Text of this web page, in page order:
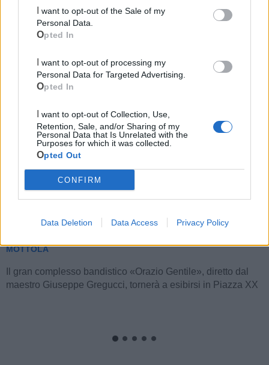
Personal Data.
Opted In
Personal Data for Targeted Advertising.
Opted In
Retention, Sale, and/or Sharing of my
Personal Data that Is Unrelated with the
Purposes for which it was collected.
Opted Out
CONFIRM
Data Deletion Data Access Privacy Policy
Le ultime notizie di Mottola
713
Mottola si riappropria della sua banda: il
5 agosto il concerto omaggio alla città
MOTTOLA
Il gran complesso bandistico «Orazio Gentile», diretto dal
maestro Giuseppe Gregucci, tornerà a esibirsi in Piazza XX